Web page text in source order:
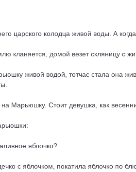
царского колодца живой воды. А
кланяется, домой везет скляницу с
живой водой, тотчас стала она
Марьюшку. Стоит девушка, как
яблочко?
с яблочком, покатила яблочко по